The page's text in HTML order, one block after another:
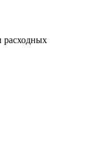
расходных